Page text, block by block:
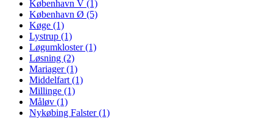
København V (1)
København Ø (5)
Køge (1)
Lystrup (1)
Løgumkloster (1)
Løsning (2)
Mariager (1)
Middelfart (1)
Millinge (1)
Måløv (1)
Nykøbing Falster (1)